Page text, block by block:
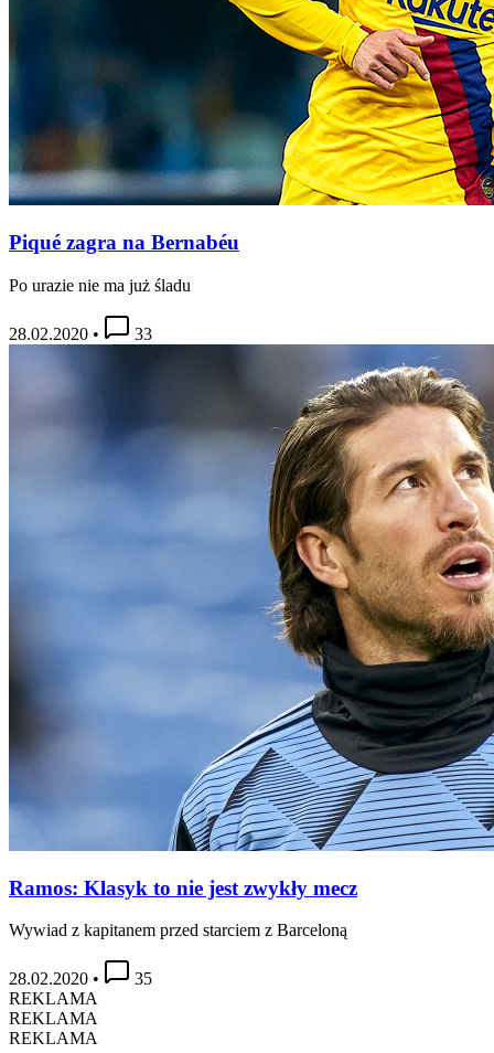
Piqué zagra na Bernabéu
Po urazie nie ma już śladu
28.02.2020 • 33
Ramos: Klasyk to nie jest zwykły mecz
Wywiad z kapitanem przed starciem z Barceloną
28.02.2020 •
35
REKLAMA
REKLAMA
REKLAMA